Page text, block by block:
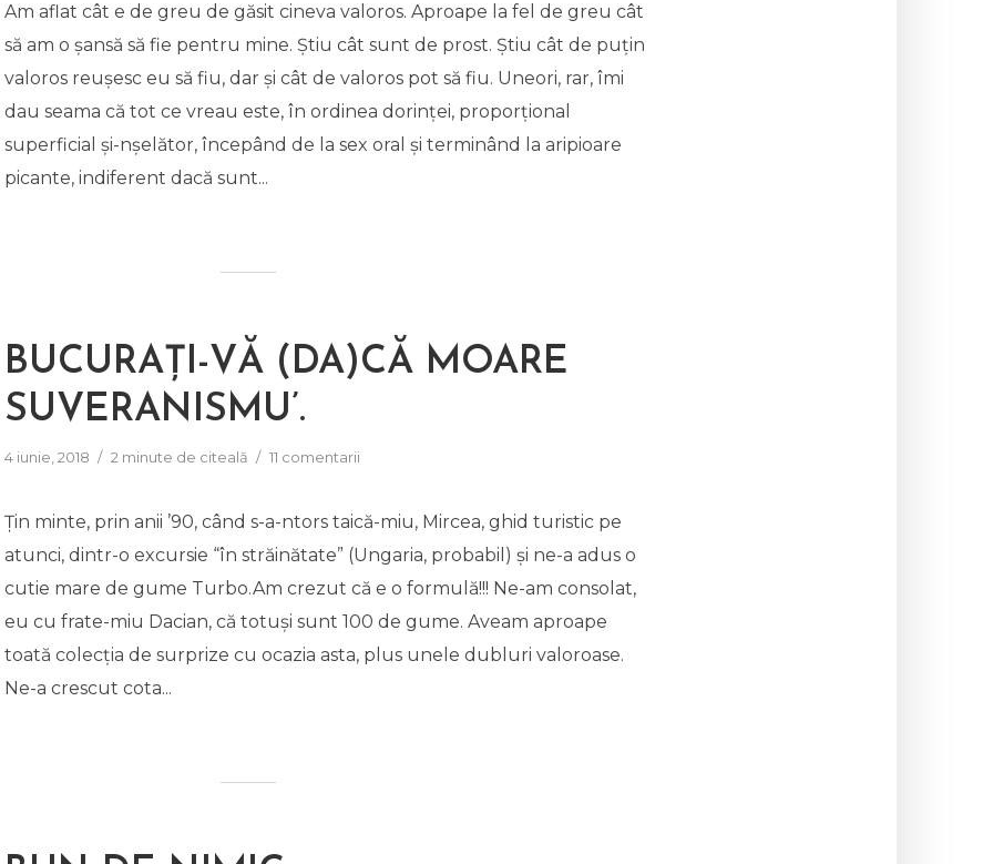
Am aflat cât e de greu de găsit cineva valoros. Aproape la fel de greu cât
să am o șansă să fie pentru mine. Știu cât sunt de prost. Știu cât de puțin
valoros reușesc eu să fiu, dar și cât de valoros pot să fiu. Uneori, rar, îmi
dau seama că tot ce vreau este, în ordinea dorinței, proporțional
superficial și-nșelător, începând de la sex oral și terminând la aripioare
picante, indiferent dacă sunt...
BUCURAȚI-VĂ (DA)CĂ MOARE
SUVERANISMU’.
4 iunie, 2018 2 minute de citeală 11 comentarii
Țin minte, prin anii ’90, când s-a-ntors taică-miu, Mircea, ghid turistic pe
atunci, dintr-o excursie “în străinătate” (Ungaria, probabil) și ne-a adus o
cutie mare de gume Turbo.Am crezut că e o formulă!!! Ne-am consolat,
eu cu frate-miu Dacian, că totuși sunt 100 de gume. Aveam aproape
toată colecția de surprize cu ocazia asta, plus unele dubluri valoroase.
Ne-a crescut cota...